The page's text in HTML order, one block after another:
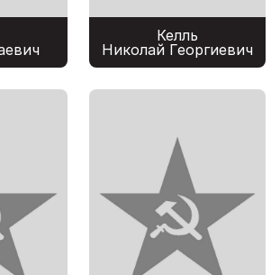
Келль
Николай Георгиевич